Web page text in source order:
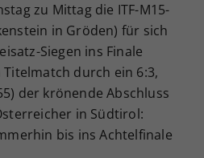
zu Mittag die ITF-M15-
in Gröden) für sich
Siegen ins Finale
durch ein 6:3,
der krönende Abschluss
in Südtirol:
bis ins Achtelfinale